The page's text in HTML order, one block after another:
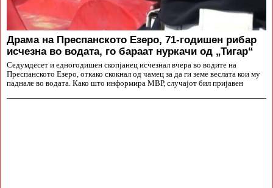
Драма на Преспанското Езеро, 71-годишен рибар
исчезна во водата, го бараат нуркачи од „Тигар“
Седумдесет и едногодишен скопјанец исчезнал вчера во водите на
Преспанското Езеро, откако скокнал од чамец за да ги земе веслата кои му
паднале во водата. Како што информира МВР, случајот бил пријавен